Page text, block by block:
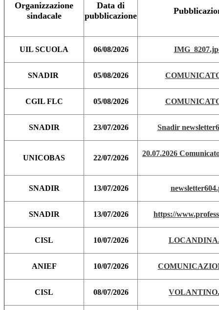
Organizzazione
sindacale
Data di
pubblicazione
UIL SCUOLA 06/08/2026
SNADIR 05/08/2026
CGIL FLC 05/08/2026
SNADIR 23/07/2026 Snadir
UNICOBAS 22/07/2026
20.07.2026
SNADIR 13/07/2026
SNADIR 13/07/2026 https://
CISL 10/07/2026
ANIEF 10/07/2026
CISL 08/07/2026